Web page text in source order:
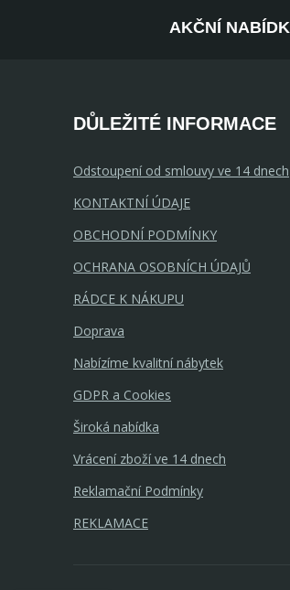
AKČNÍ
DŮLEŽITÉ INFORMACE
Odstoupení od smlouvy ve 14 dnech
KONTAKTNÍ ÚDAJE
OBCHODNÍ PODMÍNKY
OCHRANA OSOBNÍCH ÚDAJŮ
RÁDCE K NÁKUPU
Doprava
Nabízíme kvalitní nábytek
GDPR a Cookies
Široká nabídka
Vrácení zboží ve 14 dnech
Reklamační Podmínky
REKLAMACE